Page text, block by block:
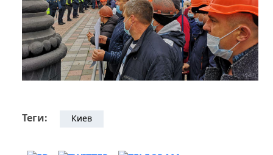
Теги: Киев